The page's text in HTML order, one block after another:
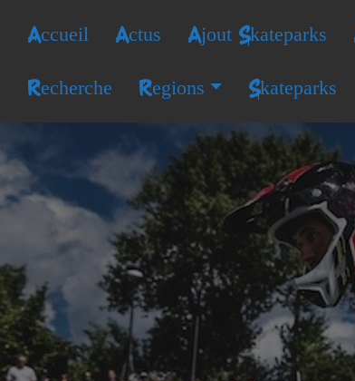
Accueil Actus Ajout Skateparks
Recherche Regions Skateparks